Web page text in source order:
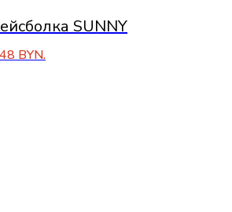
SUNNY
BYN.